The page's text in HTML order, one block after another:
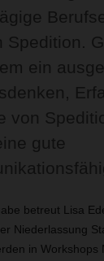
Spedition.
ein
von
gute
betreut Lisa
Niederlassung
in Workshops